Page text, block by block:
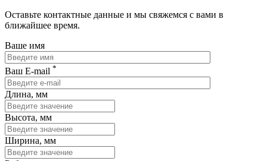
Оставьте контактные данные и мы свяжемся с вами в
ближайшее время.
Ваше имя
Ваш E-mail *
Длина, мм
Высота, мм
Ширина, мм